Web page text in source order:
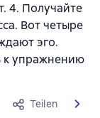
4. Получайте
Вот четыре
эго.
к упражнению
Teilen